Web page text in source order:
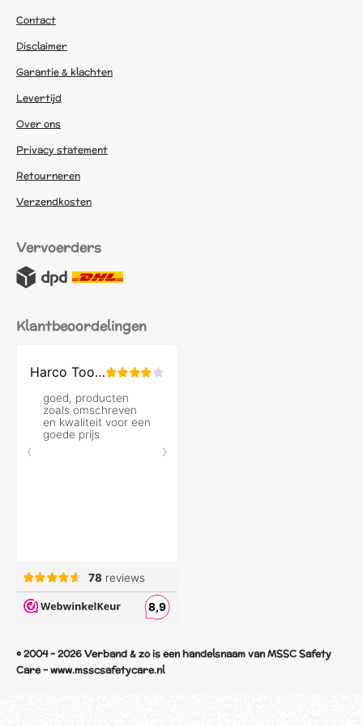
Contact
Disclaimer
Garantie & klachten
Levertijd
Over ons
Privacy statement
Retourneren
Verzendkosten
Vervoerders
Klantbeoordelingen
© 2004 - 2026 Verband & zo is een handelsnaam van MSSC Safety
Care - www.msscsafetycare.nl